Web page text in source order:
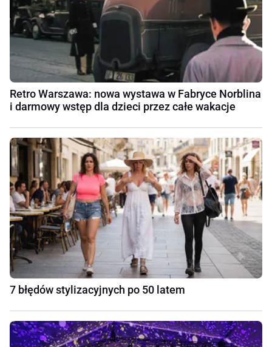
Retro Warszawa: nowa wystawa w Fabryce Norblina
i darmowy wstęp dla dzieci przez całe wakacje
7 błędów stylizacyjnych po 50 latem